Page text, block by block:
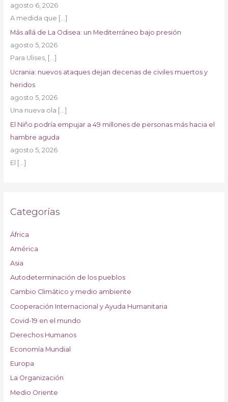
agosto 6, 2026
A medida que […]
Más allá de La Odisea: un Mediterráneo bajo presión
agosto 5, 2026
Para Ulises, […]
Ucrania: nuevos ataques dejan decenas de civiles muertos y
heridos
agosto 5, 2026
Una nueva ola […]
El Niño podría empujar a 49 millones de personas más hacia el
hambre aguda
agosto 5, 2026
El […]
Categorías
África
América
Asia
Autodeterminación de los pueblos
Cambio Climático y medio ambiente
Cooperación Internacional y Ayuda Humanitaria
Covid-19 en el mundo
Derechos Humanos
Economía Mundial
Europa
La Organización
Medio Oriente